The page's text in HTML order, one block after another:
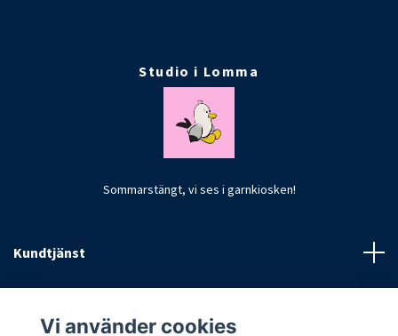
Studio i Lomma
Sommarstängt, vi ses i garnkiosken!
Kundtjänst
Vi använder cookies